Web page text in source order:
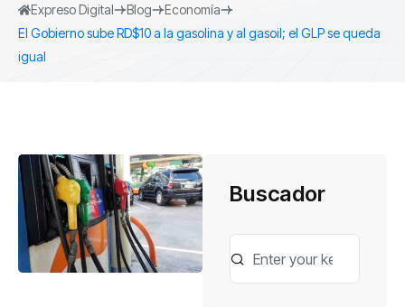
Expreso Digital Blog
Economía
El Gobierno sube RD$10 a la gasolina y al gasoil; el GLP se queda
igual
Buscador